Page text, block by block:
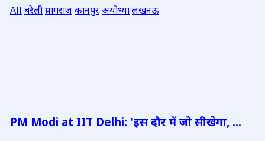
Allबरेलीप्रयागराजकानपुरअयोध्यालखनऊ
PM Modi at IIT Delhi: 'इस दौर में जो सीखेगा, ...